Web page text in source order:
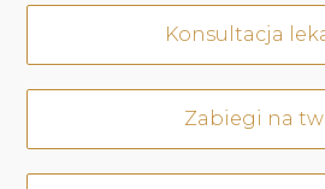
Konsultacja
Zabiegi na